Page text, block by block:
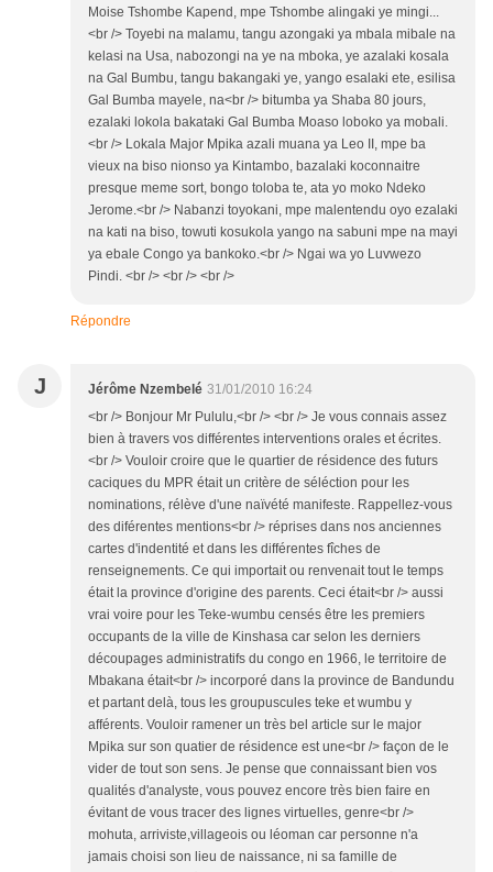
Moise Tshombe Kapend, mpe Tshombe alingaki ye mingi...
<br /> Toyebi na malamu, tangu azongaki ya mbala mibale na
kelasi na Usa, nabozongi na ye na mboka, ye azalaki kosala
na Gal Bumbu, tangu bakangaki ye, yango esalaki ete, esilisa
Gal Bumba mayele, na<br /> bitumba ya Shaba 80 jours,
ezalaki lokola bakataki Gal Bumba Moaso loboko ya mobali.
<br /> Lokala Major Mpika azali muana ya Leo II, mpe ba
vieux na biso nionso ya Kintambo, bazalaki koconnaitre
presque meme sort, bongo toloba te, ata yo moko Ndeko
Jerome.<br /> Nabanzi toyokani, mpe malentendu oyo ezalaki
na kati na biso, towuti kosukola yango na sabuni mpe na mayi
ya ebale Congo ya bankoko.<br /> Ngai wa yo Luvwezo
Pindi. <br /> <br /> <br />
Répondre
J Jérôme Nzembelé 31/01/2010 16:24
<br /> Bonjour Mr Pululu,<br /> <br /> Je vous connais assez
bien à travers vos différentes interventions orales et écrites.
<br /> Vouloir croire que le quartier de résidence des futurs
caciques du MPR était un critère de séléction pour les
nominations, rélève d'une naïvété manifeste. Rappellez-vous
des diférentes mentions<br /> réprises dans nos anciennes
cartes d'indentité et dans les différentes fîches de
renseignements. Ce qui importait ou renvenait tout le temps
était la province d'origine des parents. Ceci était<br /> aussi
vrai voire pour les Teke-wumbu censés être les premiers
occupants de la ville de Kinshasa car selon les derniers
découpages administratifs du congo en 1966, le territoire de
Mbakana était<br /> incorporé dans la province de Bandundu
et partant delà, tous les groupuscules teke et wumbu y
afférents. Vouloir ramener un très bel article sur le major
Mpika sur son quatier de résidence est une<br /> façon de le
vider de tout son sens. Je pense que connaissant bien vos
qualités d'analyste, vous pouvez encore très bien faire en
évitant de vous tracer des lignes virtuelles, genre<br />
mohuta, arriviste,villageois ou léoman car personne n'a
jamais choisi son lieu de naissance, ni sa famille de